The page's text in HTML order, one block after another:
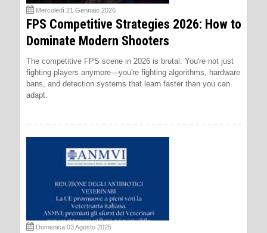
Mercoledì 21 Gennaio 2026
FPS Competitive Strategies 2026: How to
Dominate Modern Shooters
The competitive FPS scene in 2026 is brutal. You're not just
fighting players anymore—you're fighting algorithms, hardware
bans, and detection systems that learn faster than you can
adapt.
Domenica 03 Agosto 2025